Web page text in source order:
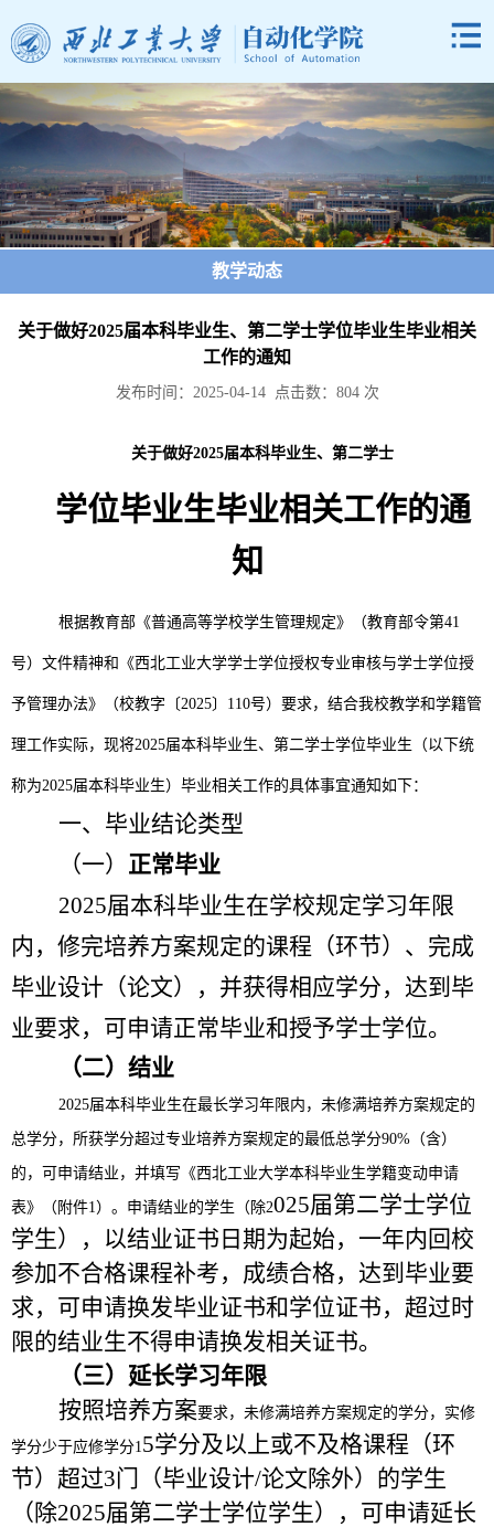
教学动态
关于做好2025届本科毕业生、第二学士学位毕业生毕业相关
工作的通知
发布时间：2025-04-14 点击数： 804 次
关于做好2025届本科毕业生、第二学士
学位毕业生毕业相关工作的通
知
根据教育部《普通高等学校学生管理规定》（教育部令第41
号）文件精神和 《西北工业大学学士学位授权专业审核与学士学位授
予管理办法》（校教字〔2025〕110号） 要求，结合我校教学和学籍管
理工作实际，现将2025届本科毕业生、第二学士学位毕业生（以下统
称为2025届本科毕业生）毕业相关工作的具体事宜通知如下：
一、毕业结论类型
（一） 正常毕业
2025届本科毕业生在学校规定学习年限
内，修完培养方案规定的课程（环节）、完成
毕业设计（论文），并获得相应学分，达到毕
业要求，可申请正常毕业和授予学士学位。
（二）结业
2025届本科毕业生在最长学习年限内， 未修满培养方案规定的
总学分， 所获学分超过专业培养方案规定的最低总学分90%（含）
的，可申请结业，并填写《西北工业大学本科毕业生学籍变动申请
表》（附件1）。申请结业的学生（除2025届第二学士学位
学生），以结业证书日期为起始，一年内回校
参加不合格课程补考，成绩合格，达到毕业要
求，可申请换发毕业证书和学位证书，超过时
限的结业生不得申请换发相关证书。
（三）延长学习年限
按照培养方案要求，未修满培养方案规定的学分，实修
学分少于应修学分1 5学分及以上或不及格课程（环
节）超过3门（毕业设计/论文除外）的学生
（除2025届第二学士学位学生），可申请延长